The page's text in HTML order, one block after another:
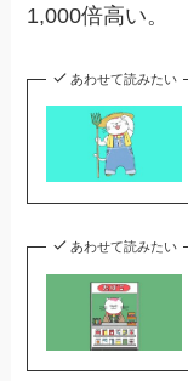
1,000倍高い。
あわせて読みたい
あわせて読みたい